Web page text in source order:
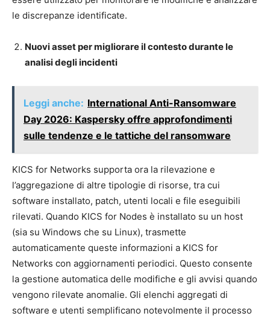
le discrepanze identificate.
Nuovi asset per migliorare il contesto durante le
analisi degli incidenti
Leggi anche: International Anti-Ransomware
Day 2026: Kaspersky offre approfondimenti
sulle tendenze e le tattiche del ransomware
KICS for Networks supporta ora la rilevazione e
l’aggregazione di altre tipologie di risorse, tra cui
software installato, patch, utenti locali e file eseguibili
rilevati. Quando KICS for Nodes è installato su un host
(sia su Windows che su Linux), trasmette
automaticamente queste informazioni a KICS for
Networks con aggiornamenti periodici. Questo consente
la gestione automatica delle modifiche e gli avvisi quando
vengono rilevate anomalie. Gli elenchi aggregati di
software e utenti semplificano notevolmente il processo